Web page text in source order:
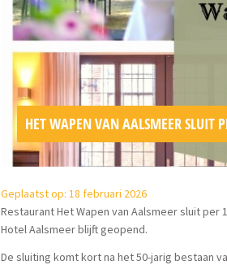
HET WAPEN VAN AALSMEER SLUIT
Geplaatst op: 18 februari 2026
Restaurant Het Wapen van Aalsmeer sluit
Hotel Aalsmeer blijft geopend.
De sluiting komt kort na het 50-jarig bestaan